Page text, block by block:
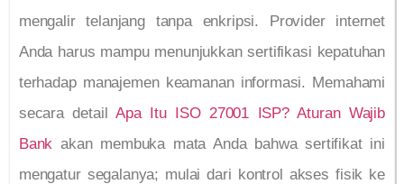
mengalir telanjang tanpa enkripsi. Provider internet
Anda harus mampu menunjukkan sertifikasi kepatuhan
terhadap manajemen keamanan informasi. Memahami
secara detail Apa Itu ISO 27001 ISP? Aturan Wajib
Bank akan membuka mata Anda bahwa sertifikat ini
mengatur segalanya; mulai dari kontrol akses fisik ke